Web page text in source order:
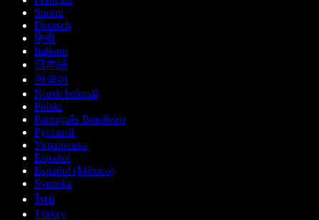
Suomi
Deutsch
हिन्दी
Italiano
日本語
한국어
Norsk bokmål
Polski
Português Brasileiro
Русский
Українська
Español
Español (México)
Svenska
ไทย
Türkçe